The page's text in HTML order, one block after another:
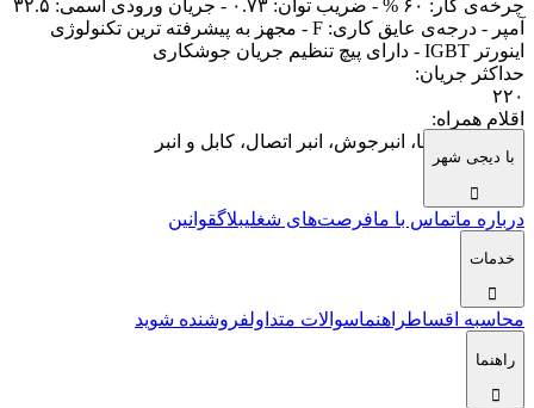
چرخه‌ی کار: ۶۰ % - ضریب توان: ۰.۷۳ - جریان ورودی اسمی: ۳۲.۵
آمپر - درجه‌ی عایق کاری: F - مجهز به پیشرفته ترین تکنولوژی
اینورتر IGBT - دارای پیچ تنظیم جریان جوشکاری
حداکثر جریان:
۲۲۰
اقلام همراه:
دفترچه راهنما، انبرجوش، انبر اتصال، کابل و انبر
با دیجی شهر
درباره ماتماس با مافرصت‌های شغلیبلاگقوانین
خدمات
محاسبه اقساطراهنماسوالات متداولفروشنده شوید
راهنما